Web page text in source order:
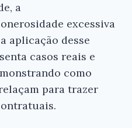
a
excessiva
aplicação desse
casos reais e
como
para trazer